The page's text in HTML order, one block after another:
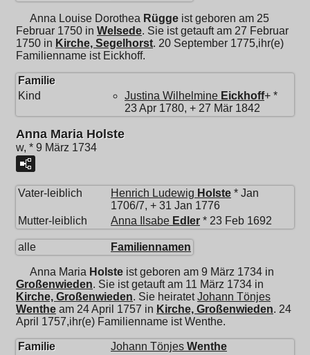
Anna Louise Dorothea Rügge ist geboren am 25
Februar 1750 in Welsede. Sie ist getauft am 27 Februar
1750 in Kirche, Segelhorst. 20 September 1775,ihr(e)
Familienname ist Eickhoff.
Familie
Kind
Justina Wilhelmine Eickhoff+ *
23 Apr 1780, + 27 Mär 1842
Anna Maria Holste
w, * 9 März 1734
Vater-leiblich Henrich Ludewig Holste * Jan
1706/7, + 31 Jan 1776
Mutter-leiblich
Anna Ilsabe Edler * 23 Feb 1692
alle Familiennamen
Anna Maria Holste ist geboren am 9 März 1734 in
Großenwieden. Sie ist getauft am 11 März 1734 in
Kirche, Großenwieden. Sie heiratetJohann Tönjes
Wenthe am 24 April 1757 in Kirche, Großenwieden. 24
April 1757,ihr(e) Familienname ist Wenthe.
Familie Johann Tönjes Wenthe